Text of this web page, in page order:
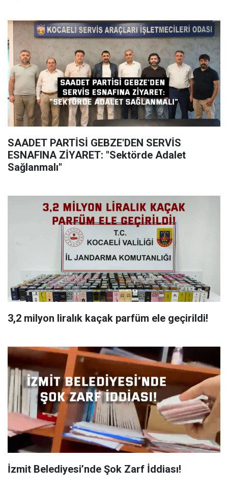
SAADET PARTİSİ GEBZE'DEN SERVİS
ESNAFINA ZİYARET: "Sektörde Adalet
Sağlanmalı"
3,2 milyon liralık kaçak parfüm ele geçirildi!
İzmit Belediyesi’nde Şok Zarf İddiası!